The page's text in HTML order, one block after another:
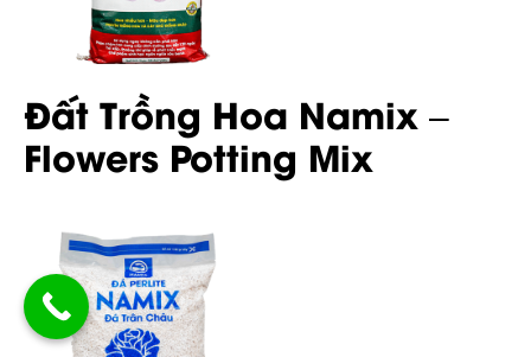
Đất Trồng Hoa Namix –
Flowers Potting Mix